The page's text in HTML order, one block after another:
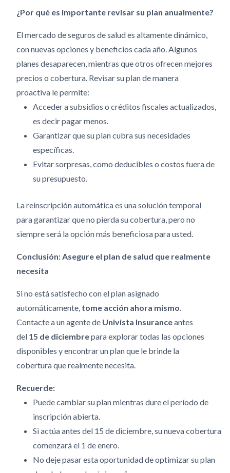
¿Por qué es importante revisar su plan anualmente?
El mercado de seguros de salud es altamente dinámico,
con nuevas opciones y beneficios cada año. Algunos
planes desaparecen, mientras que otros ofrecen mejores
precios o cobertura. Revisar su plan de manera
proactiva le permite:
Acceder a subsidios o créditos fiscales actualizados,
es decir pagar menos.
Garantizar que su plan cubra sus necesidades
específicas.
Evitar sorpresas, como deducibles o costos fuera de
su presupuesto.
La reinscripción automática es una solución temporal
para garantizar que no pierda su cobertura, pero no
siempre será la opción más beneficiosa para usted.
Conclusión: Asegure el plan de salud que realmente
necesita
Si no está satisfecho con el plan asignado
automáticamente, tome acción ahora mismo.
Contacte a un agente de Univista Insuranceantes
del 15 de diciembrepara explorar todas las opciones
disponibles y encontrar un plan que le brinde la
cobertura que realmente necesita.
Recuerde:
Puede cambiar su plan mientras dure el período de
inscripción abierta.
Si actúa antes del 15 de diciembre, su nueva cobertura
comenzará el 1 de enero.
No deje pasar esta oportunidad de optimizar su plan